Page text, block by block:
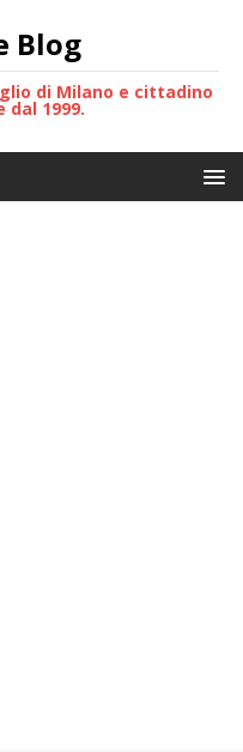
Blog
di Milano e cittadino
dal 1999.